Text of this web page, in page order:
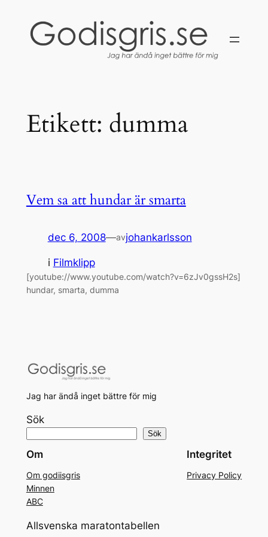
innehåll
Etikett: dumma
Vem sa att hundar är smarta
dec 6, 2008—avjohankarlsson
i Filmklipp
[youtube://www.youtube.com/watch?v=6zJv0gssH2s]
hundar, smarta, dumma
Jag har ändå inget bättre för mig
Sök
Sök
Om
Om godiisgris
Minnen
ABC
Integritet
Privacy Policy
Allsvenska maratontabellen